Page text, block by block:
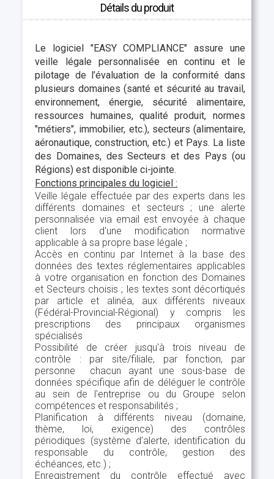
Détails du produit
Le logiciel "EASY COMPLIANCE" assure une
veille légale personnalisée en continu et le
pilotage de l’évaluation de la conformité dans
plusieurs domaines (santé et sécurité au travail,
environnement, énergie, sécurité alimentaire,
ressources humaines, qualité produit, normes
"métiers", immobilier, etc.), secteurs (alimentaire,
aéronautique, construction, etc.) et Pays. La liste
des Domaines, des Secteurs et des Pays (ou
Régions) est disponible ci-jointe.
Fonctions principales du logiciel :
Veille légale effectuée par des experts dans les
différents domaines et secteurs ; une alerte
personnalisée via email est envoyée à chaque
client lors d'une modification normative
applicable à sa propre base légale ;
Accès en continu par Internet à la base des
données des textes réglementaires applicables
à votre organisation en fonction des Domaines
et Secteurs choisis ; les textes sont décortiqués
par article et alinéa, aux différents niveaux
(Fédéral-Provincial-Régional) y compris les
prescriptions des principaux organismes
spécialisés
Possibilité de créer jusqu'à trois niveau de
contrôle : par site/filiale, par fonction, par
personne chacun ayant une sous-base de
données spécifique afin de déléguer le contrôle
au sein de l'entreprise ou du Groupe selon
compétences et responsabilités ;
Planification à différents niveau (domaine,
thème, loi, exigence) des contrôles
périodiques (système d’alerte, identification du
responsable du contrôle, gestion des
échéances, etc.) ;
Enregistrement du contrôle effectué avec